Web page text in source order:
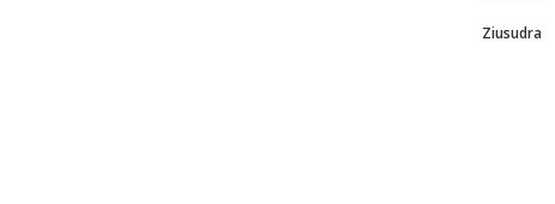
Ziusudra